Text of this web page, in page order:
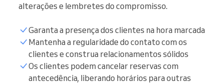
alterações e lembretes do compromisso.
Garanta a presença dos clientes na hora marcada
Mantenha a regularidade do contato com os
clientes e construa relacionamentos sólidos
Os clientes podem cancelar reservas com
antecedência, liberando horários para outras